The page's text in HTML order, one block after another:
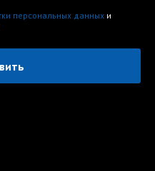
персональных данных и